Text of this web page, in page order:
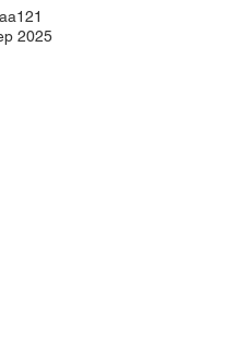
Modern
2025